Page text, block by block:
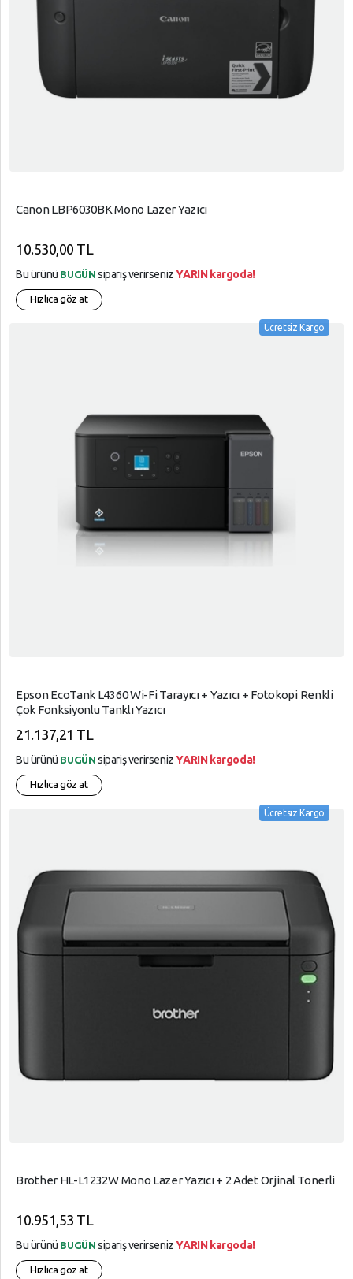
Canon LBP6030BK Mono Lazer Yazıcı
10.530,00 TL
Bu ürünü BUGÜN sipariş verirsenizYARIN kargoda!
Hızlıca göz at
Ücretsiz Kargo
Epson EcoTank L4360 Wi-Fi Tarayıcı + Yazıcı + Fotokopi Renkli
Çok Fonksiyonlu Tanklı Yazıcı
21.137,21 TL
Bu ürünü BUGÜN sipariş verirsenizYARIN kargoda!
Hızlıca göz at
Ücretsiz Kargo
Brother HL-L1232W Mono Lazer Yazıcı + 2 Adet Orjinal Tonerli
10.951,53 TL
Bu ürünü BUGÜN sipariş verirsenizYARIN kargoda!
Hızlıca göz at